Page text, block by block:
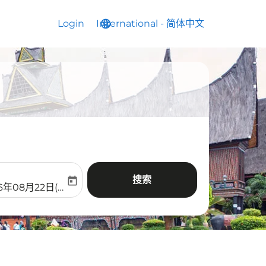
Login language
International - 简体中文
keyboard_arrow_down
labelreturn-date-aria-label
08月22日(周六)
today 搜索